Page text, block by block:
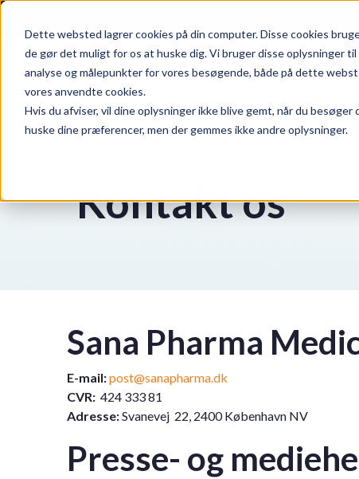
Dette websted lagrer cookies på din computer. Disse cookies
de gør det muligt for os at huske dig. Vi bruger disse oplysninger
analyse og målepunkter for vores besøgende, både på dette
vores anvendte cookies.
Hvis du afviser, vil dine oplysninger ikke blive gemt, når du
huske dine præferencer, men der gemmes ikke andre oplysninger.
Skip to main content
Kontakt os
Sana Pharma
E-mail:post@sanapharma.dk
CVR: 424 333 81
Adresse:Svanevej 22, 2400 København NV
Presse- og